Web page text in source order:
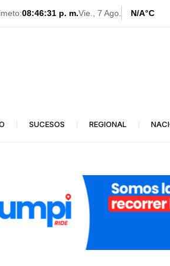
08:46:33 p. m.Vie., 7 Ago. N/A°C
SUCESOS REGIONAL